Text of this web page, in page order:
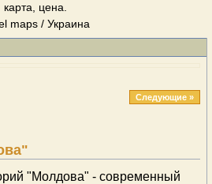
карта, цена.
maps / Украина
Следующие »
"Молдова" - современный